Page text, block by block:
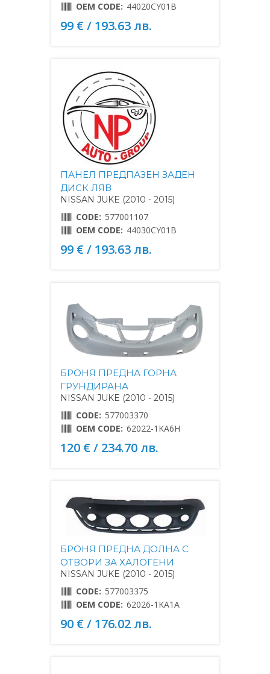
OEM CODE: 44020CY01B
99 € / 193.63 лв.
ПАНЕЛ ПРЕДПАЗЕН ЗАДЕН
ДИСК ЛЯВ
NISSAN JUKE (2010 - 2015)
CODE: 577001107
OEM CODE: 44030CY01B
99 € / 193.63 лв.
БРОНЯ ПРЕДНА ГОРНА
ГРУНДИРАНА
NISSAN JUKE (2010 - 2015)
CODE: 577003370
OEM CODE: 62022-1KA6H
120 € / 234.70 лв.
БРОНЯ ПРЕДНА ДОЛНА С
ОТВОРИ ЗА ХАЛОГЕНИ
NISSAN JUKE (2010 - 2015)
CODE: 577003375
OEM CODE: 62026-1KA1A
90 € / 176.02 лв.